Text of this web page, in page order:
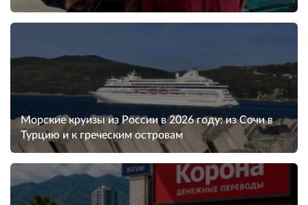
Морские круизы из России в 2026 году: из Сочи в
Турцию и к греческим островам